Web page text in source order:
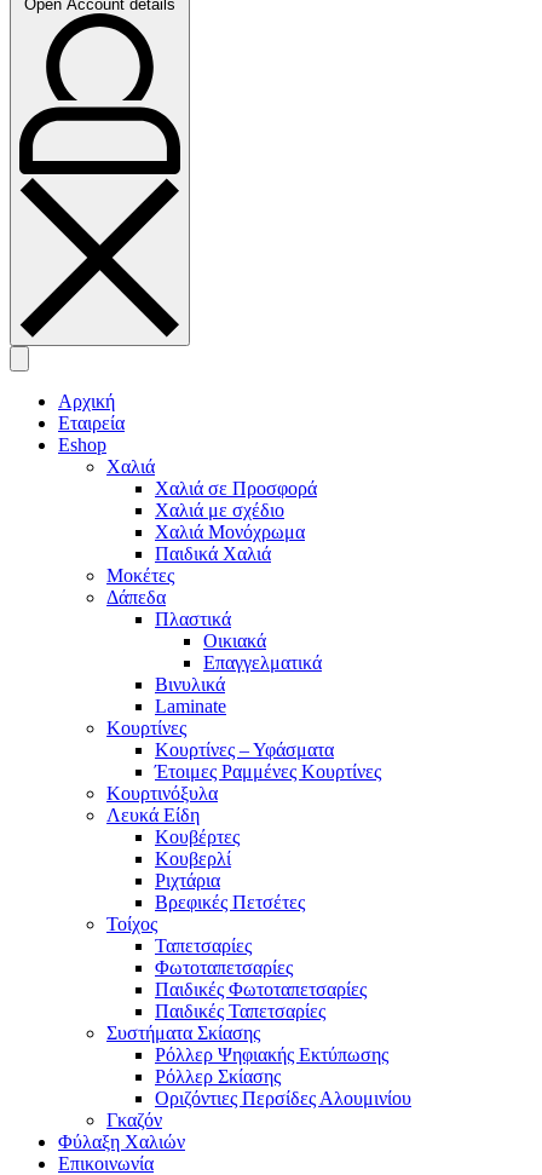
Open Account details
Αρχική
Εταιρεία
Eshop
Χαλιά
Χαλιά σε Προσφορά
Χαλιά με σχέδιο
Χαλιά Μονόχρωμα
Παιδικά Χαλιά
Μοκέτες
Δάπεδα
Πλαστικά
Οικιακά
Επαγγελματικά
Βινυλικά
Laminate
Κουρτίνες
Κουρτίνες – Υφάσματα
Έτοιμες Ραμμένες Κουρτίνες
Κουρτινόξυλα
Λευκά Είδη
Κουβέρτες
Κουβερλί
Ριχτάρια
Βρεφικές Πετσέτες
Τοίχος
Ταπετσαρίες
Φωτοταπετσαρίες
Παιδικές Φωτοταπετσαρίες
Παιδικές Ταπετσαρίες
Συστήματα Σκίασης
Ρόλλερ Ψηφιακής Εκτύπωσης
Ρόλλερ Σκίασης
Οριζόντιες Περσίδες Αλουμινίου
Γκαζόν
Φύλαξη Χαλιών
Επικοινωνία